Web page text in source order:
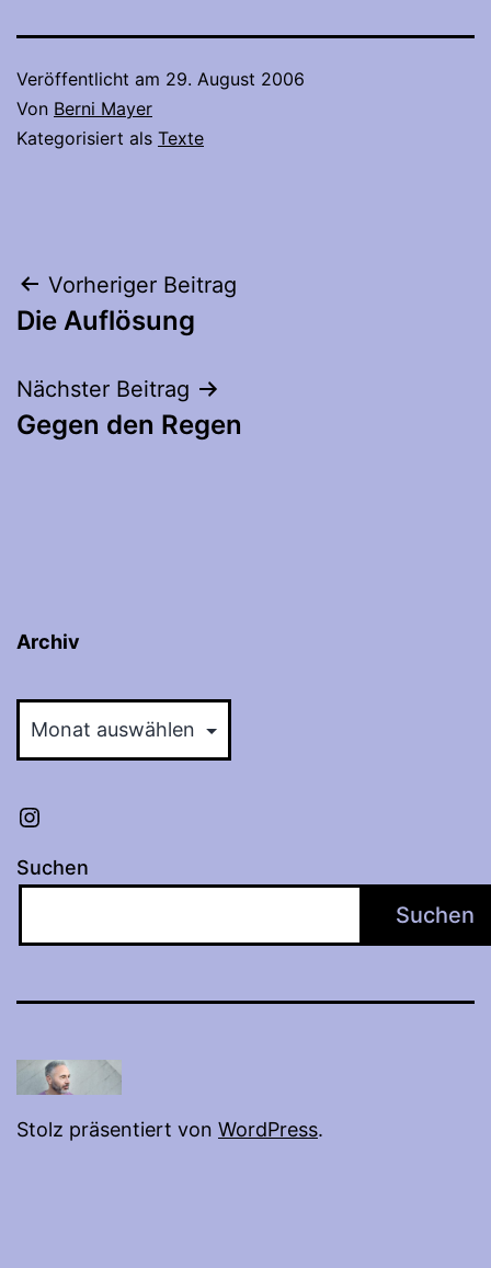
Veröffentlicht am 29. August 2006
Von Berni Mayer
Kategorisiert als Texte
Beitragsnavigation
Vorheriger Beitrag
Die Auflösung
Nächster Beitrag
Gegen den Regen
Archiv
Instagram
Suchen
Suchen
Stolz präsentiert von WordPress.